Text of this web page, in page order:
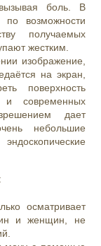
боль. В
по возможности
получаемых
жестким.
изображение,
на экран,
поверхность
и современных
дает
небольшие
осматривает
иженщин , не